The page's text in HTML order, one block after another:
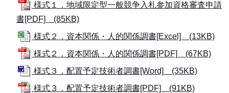
様式１．地域限定型一般競争入札参加資格審査申請
書[PDF] (85KB)
様式２．資本関係・人的関係調書[Excel] (13KB)
様式２．資本関係・人的関係調書[PDF] (67KB)
様式３．配置予定技術者調書[Word] (35KB)
様式３．配置予定技術者調書[PDF] (91KB)